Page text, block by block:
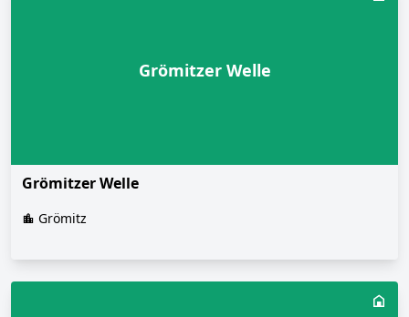
Grömitzer Welle
Grömitzer Welle
Grömitz